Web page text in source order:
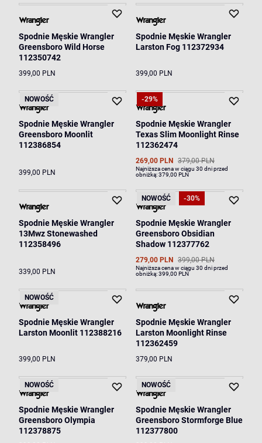
Spodnie Męskie Wrangler
Greensboro Wild Horse
112350742
399,00 PLN
Spodnie Męskie Wrangler
Larston Fog 112372934
399,00 PLN
NOWOŚĆ
Spodnie Męskie Wrangler
Greensboro Moonlit
112386854
399,00 PLN
-29%
Spodnie Męskie Wrangler
Texas Slim Moonlight Rinse
112362474
269,00 PLN 379,00 PLN
Najniższa cena w ciągu 30 dni przed
obniżką:379,00 PLN
Spodnie Męskie Wrangler
13Mwz Stonewashed
112358496
339,00 PLN
NOWOŚĆ -30%
Spodnie Męskie Wrangler
Greensboro Obsidian
Shadow 112377762
279,00 PLN 399,00 PLN
Najniższa cena w ciągu 30 dni przed
obniżką:399,00 PLN
NOWOŚĆ
Spodnie Męskie Wrangler
Larston Moonlit 112388216
399,00 PLN
Spodnie Męskie Wrangler
Larston Moonlight Rinse
112362459
379,00 PLN
NOWOŚĆ
Spodnie Męskie Wrangler
Greensboro Olympia
112378875
NOWOŚĆ
Spodnie Męskie Wrangler
Greensboro Stormforge Blue
112377800